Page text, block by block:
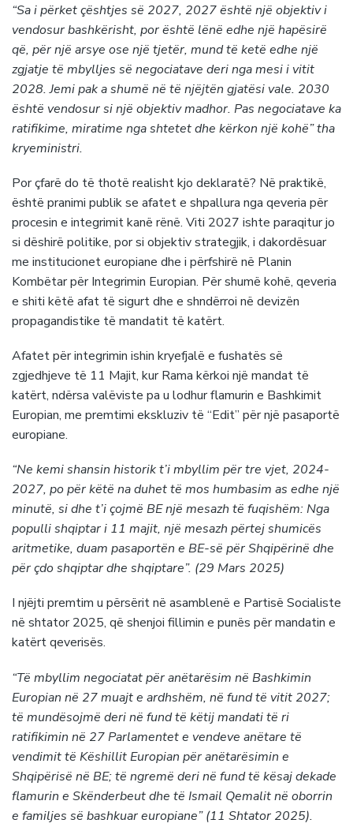
“Sa i përket çështjes së 2027, 2027 është një objektiv i
vendosur bashkërisht, por është lënë edhe një hapësirë
që, për një arsye ose një tjetër, mund të ketë edhe një
zgjatje të mbylljes së negociatave deri nga mesi i vitit
2028. Jemi pak a shumë në të njëjtën gjatësi vale. 2030
është vendosur si një objektiv madhor. Pas negociatave ka
ratifikime, miratime nga shtetet dhe kërkon një kohë” tha
kryeministri.
Por çfarë do të thotë realisht kjo deklaratë? Në praktikë,
është pranimi publik se afatet e shpallura nga qeveria për
procesin e integrimit kanë rënë. Viti 2027 ishte paraqitur jo
si dëshirë politike, por si objektiv strategjik, i dakordësuar
me institucionet europiane dhe i përfshirë në Planin
Kombëtar për Integrimin Europian. Për shumë kohë, qeveria
e shiti këtë afat të sigurt dhe e shndërroi në devizën
propagandistike të mandatit të katërt.
Afatet për integrimin ishin kryefjalë e fushatës së
zgjedhjeve të 11 Majit, kur Rama kërkoi një mandat të
katërt, ndërsa valëviste pa u lodhur flamurin e Bashkimit
Europian, me premtimi ekskluziv të “Edit” për një pasaportë
europiane.
“Ne kemi shansin historik t’i mbyllim për tre vjet, 2024-
2027, po për këtë na duhet të mos humbasim as edhe një
minutë, si dhe t’i çojmë BE një mesazh të fuqishëm: Nga
populli shqiptar i 11 majit, një mesazh përtej shumicës
aritmetike, duam pasaportën e BE-së për Shqipërinë dhe
për çdo shqiptar dhe shqiptare”. (29 Mars 2025)
I njëjti premtim u përsërit në asamblenë e Partisë Socialiste
në shtator 2025, që shenjoi fillimin e punës për mandatin e
katërt qeverisës.
“Të mbyllim negociatat për anëtarësim në Bashkimin
Europian në 27 muajt e ardhshëm, në fund të vitit 2027;
të mundësojmë deri në fund të këtij mandati të ri
ratifikimin në 27 Parlamentet e vendeve anëtare të
vendimit të Këshillit Europian për anëtarësimin e
Shqipërisë në BE; të ngremë deri në fund të kësaj dekade
flamurin e Skënderbeut dhe të Ismail Qemalit në oborrin
e familjes së bashkuar europiane” (11 Shtator 2025).